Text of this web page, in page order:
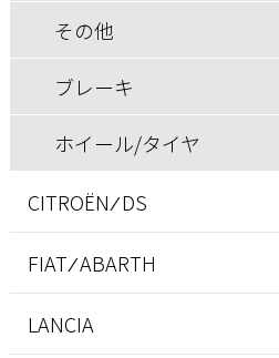
その他
ブレーキ
ホイール/タイヤ
CITROËN ⁄ DS
インテリア
エクステリア
FIAT ⁄ ABARTH
アバルト
LANCIA